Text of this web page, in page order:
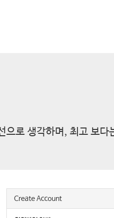
으로 생각하며, 최고 보
Create Account